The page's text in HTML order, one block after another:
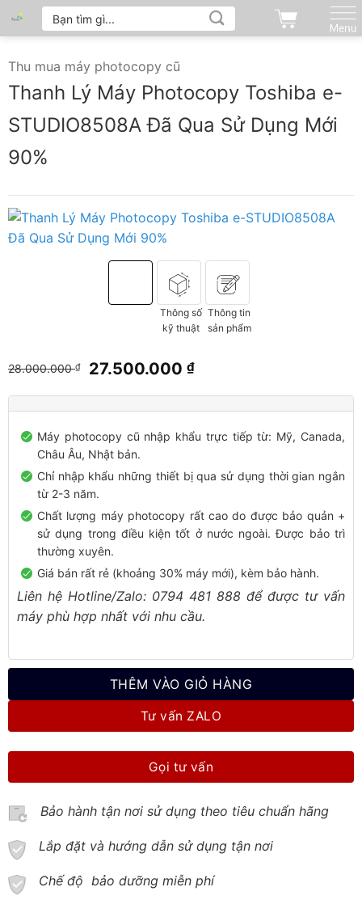
dung
Tìm
kiếm:
Thu mua máy photocopy cũ
Thanh Lý Máy Photocopy Toshiba e-
STUDIO8508A Đã Qua Sử Dụng Mới
90%
Thông số
kỹ thuật
Thông tin
sản phẩm
28.000.000₫
Giá
là:
27.500.000₫Giá
tại
27.500.000 ₫.
Máy photocopy cũ nhập khẩu trực tiếp từ: Mỹ, Canada,
Châu Âu, Nhật bản.
Chỉ nhập khẩu những thiết bị qua sử dụng thời gian ngắn
từ 2-3 năm.
Chất lượng máy photocopy rất cao do được bảo quản +
sử dụng trong điều kiện tốt ở nước ngoài. Được bảo trì
thường xuyên.
Giá bán rất rẻ (khoảng 30% máy mới), kèm bảo hành.
Liên hệ Hotline/Zalo: 0794 481 888 để được tư vấn
máy phù hợp nhất với nhu cầu.
THÊM VÀO GIỎ HÀNG
Tư vấn ZALO
Gọi tư vấn
Bảo hành tận nơi sử dụng theo tiêu chuẩn hãng
Lắp đặt và hướng dẫn sử dụng tận nơi
Chế độ bảo dưỡng miễn phí